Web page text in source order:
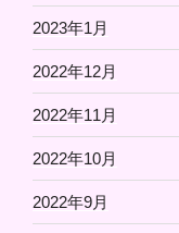
2023年1月
2022年12月
2022年11月
2022年10月
2022年9月